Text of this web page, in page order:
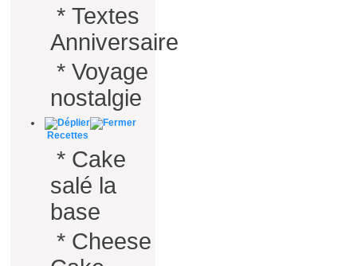
* Textes
Anniversaire
* Voyage
nostalgie
Recettes
* Cake
salé la
base
* Cheese